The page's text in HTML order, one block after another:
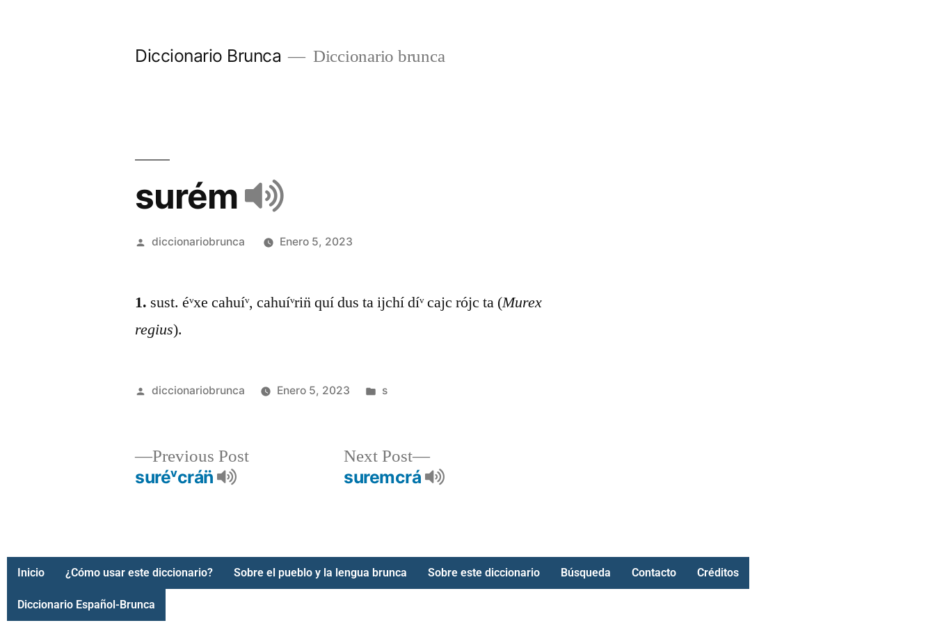
Diccionario Brunca Diccionario brunca
surém
diccionariobrunca Enero 5, 2023
1. sust. éᵛxe cahuíᵛ, cahuíᵛrin̈ quí dus ta ijchí díᵛ cajc rójc ta (Murex
regius).
diccionariobrunca Enero 5, 2023 s
Previous Post
suréᵛcrán̈
Next Post
suremcrá
Inicio ¿Cómo usar este diccionario? Sobre el pueblo y la lengua brunca Sobre este diccionario Búsqueda Contacto Créditos
Diccionario Español-Brunca